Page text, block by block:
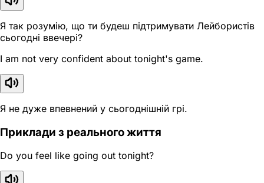
Я так розумію, що ти будеш підтримувати Лейбористів
сьогодні ввечері?
I am not very confident about tonight's game.
Я не дуже впевнений у сьогоднішній грі.
Приклади з реального життя
Do you feel like going out tonight?